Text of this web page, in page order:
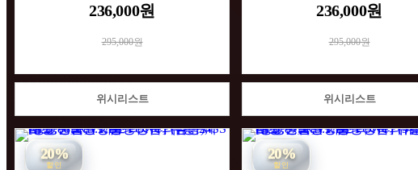
236,000원
295,000원
위시리스트
236,000원
295,000원
위시리스트
20%
할인
20%
할인